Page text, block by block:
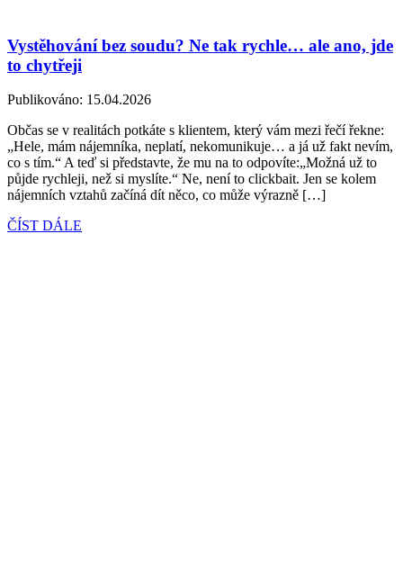
Vystěhování bez soudu? Ne tak rychle… ale ano, jde
to chytřeji
Publikováno: 15.04.2026
Občas se v realitách potkáte s klientem, který vám mezi řečí řekne:
„Hele, mám nájemníka, neplatí, nekomunikuje… a já už fakt nevím,
co s tím.“ A teď si představte, že mu na to odpovíte:„Možná už to
půjde rychleji, než si myslíte.“ Ne, není to clickbait. Jen se kolem
nájemních vztahů začíná dít něco, co může výrazně […]
ČÍST DÁLE